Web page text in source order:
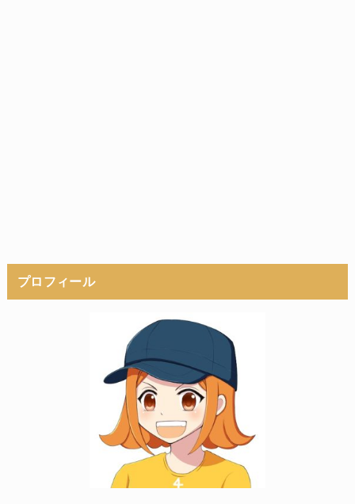
プロフィール